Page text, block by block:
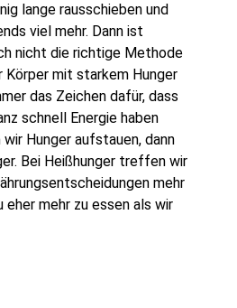
lange rausschieben und
viel mehr. Dann ist
nicht die richtige Methode
Körper mit starkem Hunger
das Zeichen dafür, dass
schnell Energie haben
Hunger aufstauen, dann
Bei Heißhunger treffen wir
mehr
eher mehr zu essen als wir